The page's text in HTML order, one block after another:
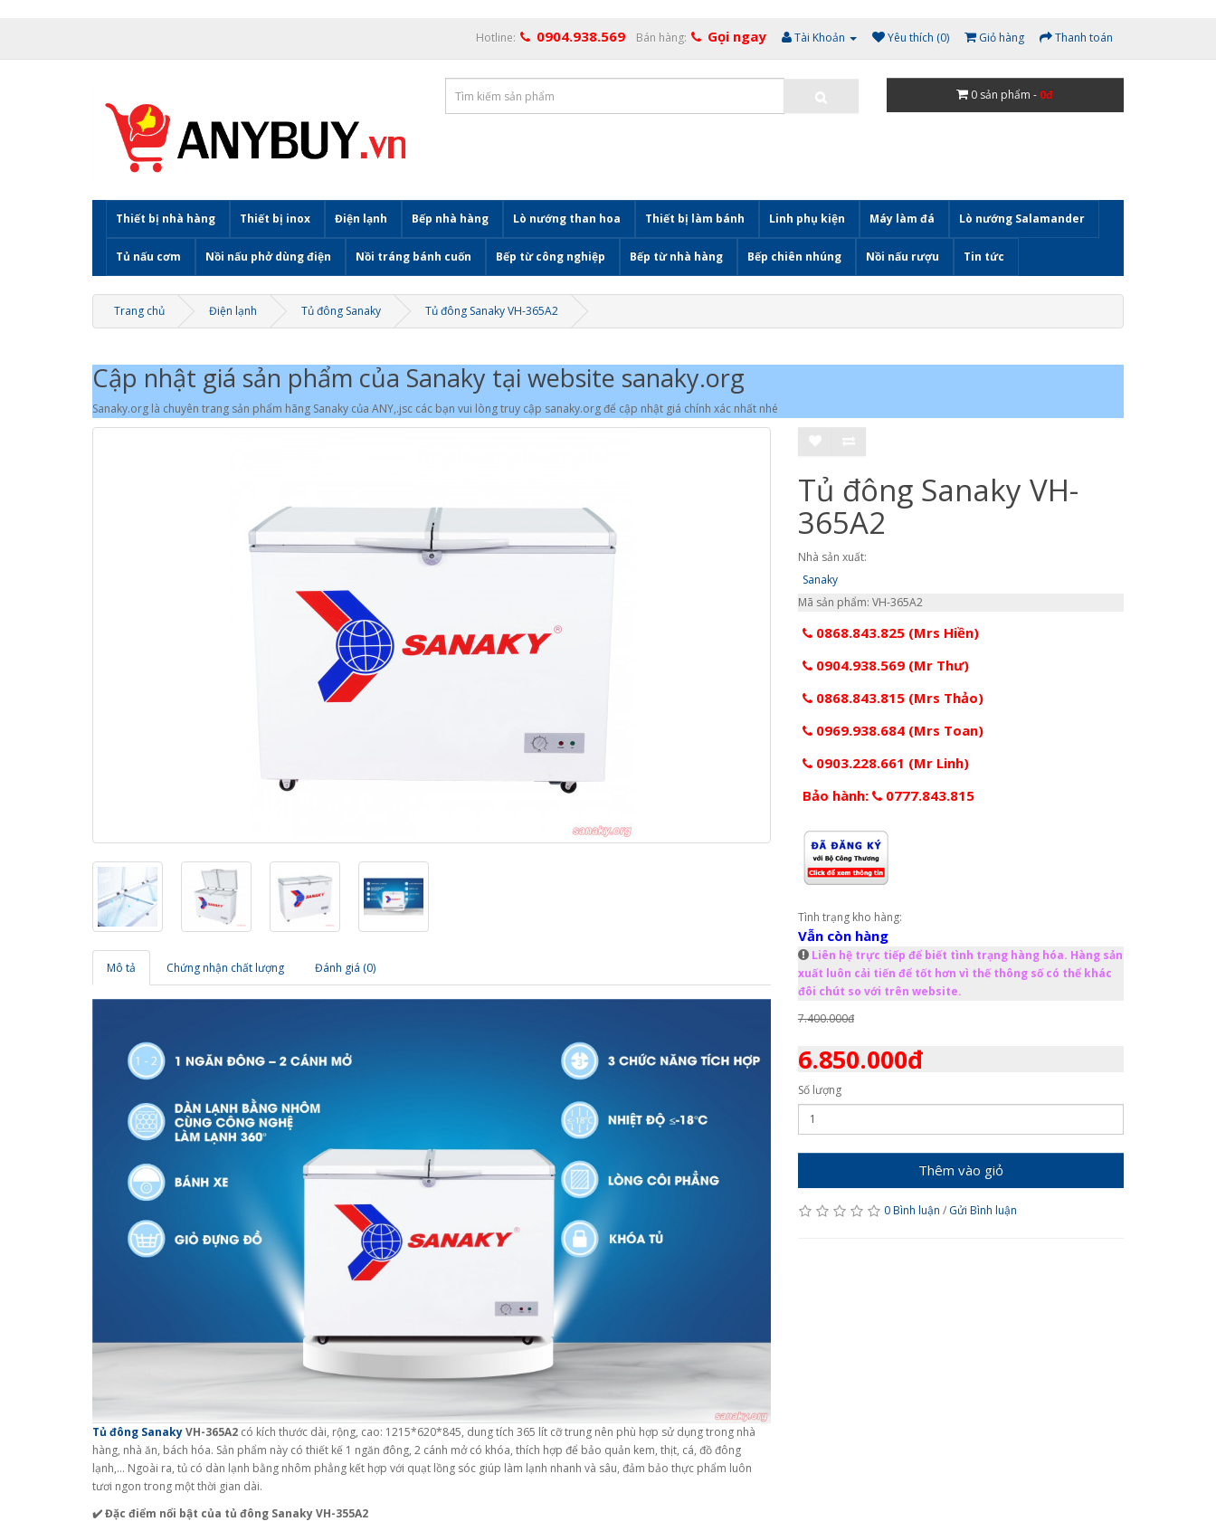
Hotline: 0904.938.569 Bán hàng: Gọi ngay Tài Khoản Yêu thích (0) Giỏ hàng Thanh toán
0 sản phẩm - 0đ
Thiết bị nhà hàng Thiết bị inox Điện lạnh Bếp nhà hàng Lò nướng than hoa Thiết bị làm bánh Linh phụ kiện Máy làm đá Lò nướng Salamander
Tủ nấu cơm Nồi nấu phở dùng điện Nồi tráng bánh cuốn Bếp từ công nghiệp Bếp từ nhà hàng Bếp chiên nhúng Nồi nấu rượu Tin tức
Trang chủ Điện lạnh Tủ đông Sanaky Tủ đông Sanaky VH-365A2
Cập nhật giá sản phẩm của Sanaky tại website sanaky.org
Sanaky.org là chuyên trang sản phẩm hãng Sanaky của ANY,.jsc các bạn vui lòng truy cập sanaky.org để cập nhật giá chính xác nhất nhé
Mô tả Chứng nhận chất lượng Đánh giá (0)
Tủ đông SanakyVH-365A2 có kích thước dài, rộng, cao: 1215*620*845, dung tích 365 lít cỡ trung nên phù hợp sử dụng trong nhà
hàng, nhà ăn, bách hóa. Sản phẩm này có thiết kế 1 ngăn đông, 2 cánh mở có khóa, thích hợp để bảo quản kem, thịt, cá, đồ đông
lạnh,... Ngoài ra, tủ có dàn lạnh bằng nhôm phẳng kết hợp với quạt lồng sóc giúp làm lạnh nhanh và sâu, đảm bảo thực phẩm luôn
tươi ngon trong một thời gian dài.
✔️ Đặc điểm nổi bật của tủ đông Sanaky VH-355A2
Tủ đông Sanaky VH-
365A2
Nhà sản xuất:
Sanaky
Mã sản phẩm: VH-365A2
0868.843.825 (Mrs Hiền)
0904.938.569 (Mr Thư)
0868.843.815 (Mrs Thảo)
0969.938.684 (Mrs Toan)
0903.228.661 (Mr Linh)
Bảo hành:
0777.843.815
Tình trạng kho hàng:
Vẫn còn hàng
Liên hệ trực tiếp để biết tình trạng hàng hóa. Hàng sản
xuất luôn cải tiến để tốt hơn vì thế thông số có thể khác
đôi chút so với trên website.
7.400.000đ
6.850.000đ
Số lượng
Thêm vào giỏ
0 Bình luận / Gửi Bình luận